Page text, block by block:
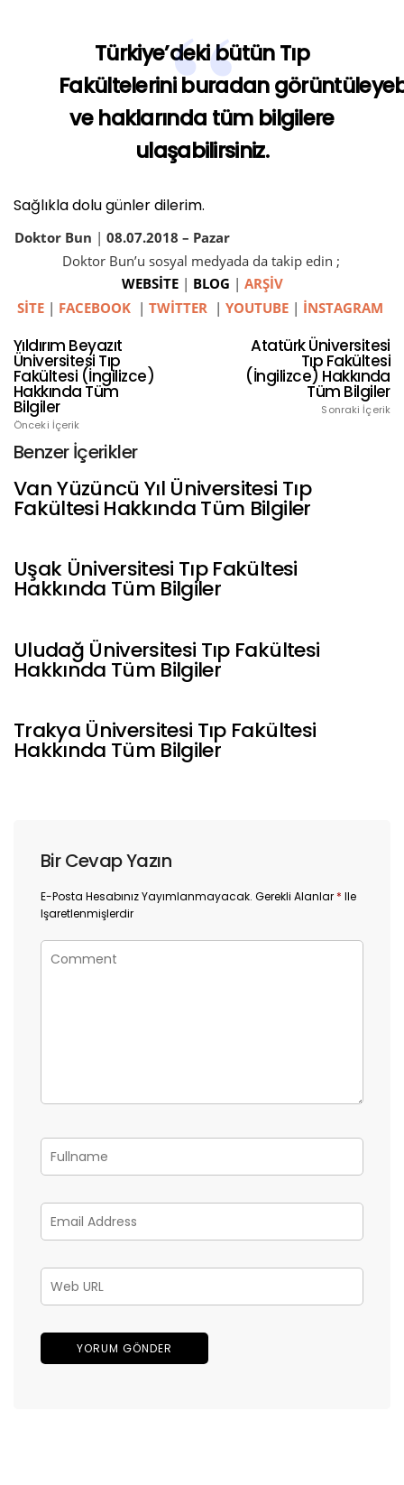
Türkiye’deki bütün Tıp
Fakülteleriniburadan
ve haklarında tüm bilgilere
ulaşabilirsiniz.
Sağlıkla dolu günler dilerim.
Doktor Bun | 08.07.2018 – Pazar
Doktor Bun’u sosyal medyada da takip edin ;
WEBSİTE | BLOG | ARŞİV
SİTE | FACEBOOK | TWİTTER | YOUTUBE | İNSTAGRAM
Yıldırım Beyazıt
Üniversitesi Tıp
Fakültesi (İngilizce)
Hakkında Tüm
Bilgiler
Önceki İçerik
Atatürk Üniversitesi
Tıp Fakültesi
(İngilizce) Hakkında
Tüm Bilgiler
Sonraki İçerik
Benzer İçerikler
Van Yüzüncü Yıl Üniversitesi Tıp
Fakültesi Hakkında Tüm Bilgiler
Uşak Üniversitesi Tıp Fakültesi
Hakkında Tüm Bilgiler
Uludağ Üniversitesi Tıp Fakültesi
Hakkında Tüm Bilgiler
Trakya Üniversitesi Tıp Fakültesi
Hakkında Tüm Bilgiler
Bir Cevap Yazın
E-Posta Hesabınız Yayımlanmayacak. Gerekli Alanlar * Ile
Işaretlenmişlerdir